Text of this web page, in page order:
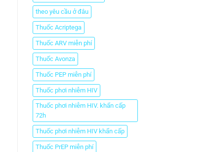
theo yêu cầu ở đâu
Thuốc Acriptega
Thuốc ARV miễn phí
Thuốc Avonza
Thuốc PEP miễn phí
Thuốc phơi nhiễm HIV
Thuốc phơi nhiễm HIV. khẩn cấp
72h
Thuốc phơi nhiễm HIV khẩn cấp
Thuốc PrEP miễn phí